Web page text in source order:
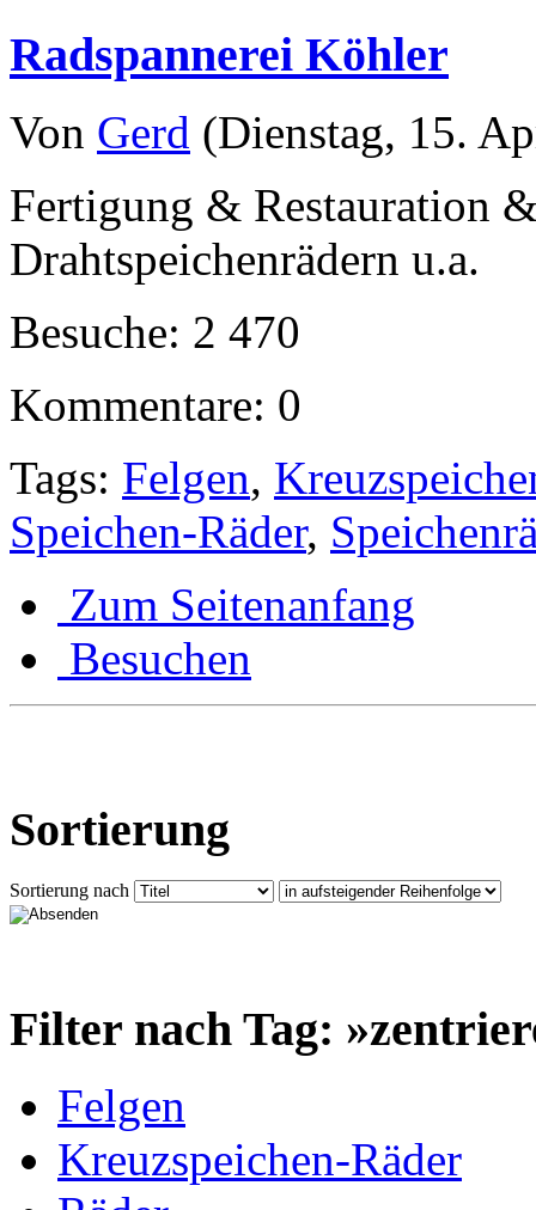
Radspannerei Köhler
Von Gerd (Dienstag, 15.
Fertigung & Restauration
Drahtspeichenrädern u.a.
Besuche: 2 470
Kommentare: 0
Tags: Felgen,
Speichen-Räder,
Zum Seitenanfang
Besuchen
Sortierung
Sortierung nach
Filter nach Tag:
Felgen
Kreuzspeichen-Räder